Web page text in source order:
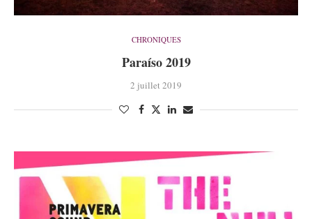
CHRONIQUES
Paraíso 2019
2 juillet 2019